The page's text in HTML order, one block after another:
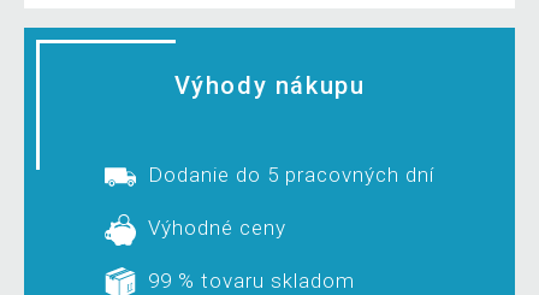
Výhody nákupu
Dodanie do 5 pracovných dní
Výhodné ceny
99 % tovaru skladom